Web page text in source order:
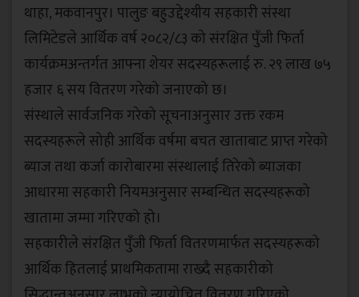
थाहा, मकवानपुर। पालुङ बहुउद्देश्यीय सहकारी संस्था
लिमिटेडले आर्थिक वर्ष २०८२/८३ को संरक्षित पुँजी फिर्ता
कार्यक्रमअन्तर्गत आफ्ना शेयर सदस्यहरूलाई रु. २९ लाख ७५
हजार ६ सय वितरण गरेको जनाएको छ।
संस्थाले सार्वजनिक गरेको सूचनाअनुसार उक्त रकम
सदस्यहरूले सोही आर्थिक वर्षमा बचत खाताबाट प्राप्त गरेको
ब्याज तथा कर्जा कारोबारमा संस्थालाई तिरेको ब्याजका
आधारमा सहकारी नियमअनुसार सम्बन्धित सदस्यहरूको
खातामा जम्मा गरिएको हो।
सहकारीले संरक्षित पुँजी फिर्ता वितरणमार्फत सदस्यहरूको
आर्थिक हितलाई प्राथमिकतामा राख्दै सहकारीको